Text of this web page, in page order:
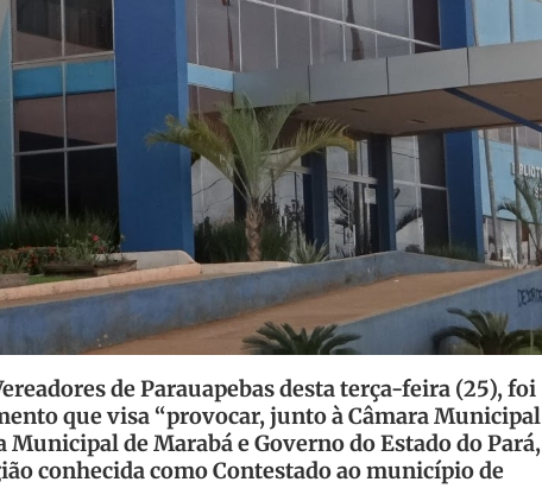
de Parauapebas desta terça-feira (25), foi
que visa “provocar, junto à Câmara Municipal
Municipal de Marabá e Governo do Estado do Pará,
conhecida como Contestado ao município de